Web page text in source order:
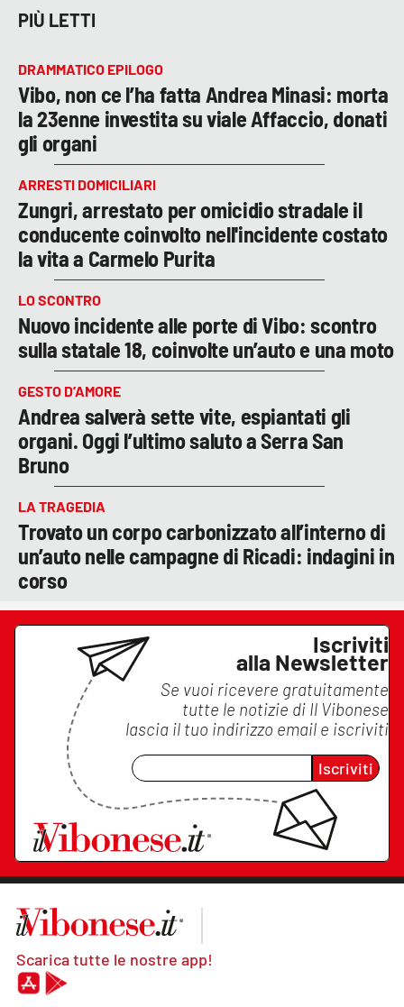
PIÙ LETTI
DRAMMATICO EPILOGO
Vibo, non ce l’ha fatta Andrea Minasi: morta
la 23enne investita su viale Affaccio, donati
gli organi
ARRESTI DOMICILIARI
Zungri, arrestato per omicidio stradale il
conducente coinvolto nell'incidente costato
la vita a Carmelo Purita
LO SCONTRO
Nuovo incidente alle porte di Vibo: scontro
sulla statale 18, coinvolte un’auto e una moto
GESTO D’AMORE
Andrea salverà sette vite, espiantati gli
organi. Oggi l’ultimo saluto a Serra San
Bruno
LA TRAGEDIA
Trovato un corpo carbonizzato all’interno di
un’auto nelle campagne di Ricadi: indagini in
corso
Iscriviti
alla Newsletter
Se vuoi ricevere gratuitamente
tutte le notizie di Il Vibonese
lascia il tuo indirizzo email e iscriviti
Iscriviti
Scarica tutte le nostre app!